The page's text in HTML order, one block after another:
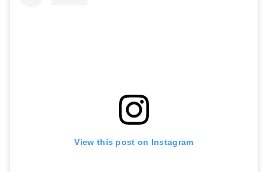
View this post on Instagram